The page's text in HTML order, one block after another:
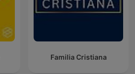
Familia Cristiana